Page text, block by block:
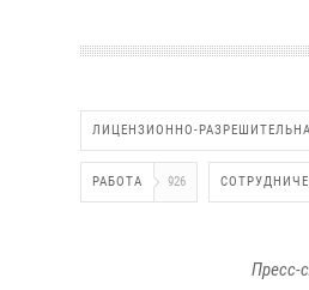
ЛИЦЕНЗИОННО-
РАБОТА 926
Пресс-